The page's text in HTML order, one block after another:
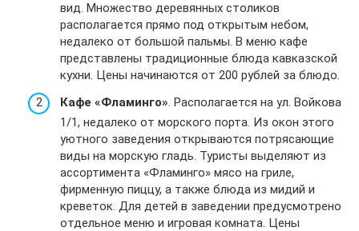
вид. Множество деревянных столиков
располагается прямо под открытым небом,
недалеко от большой пальмы. В меню кафе
представлены традиционные блюда кавказской
кухни. Цены начинаются от 200 рублей за блюдо.
Кафе «Фламинго». Располагается на ул. Войкова
1/1, недалеко от морского порта. Из окон этого
уютного заведения открываются потрясающие
виды на морскую гладь. Туристы выделяют из
ассортимента «Фламинго» мясо на гриле,
фирменную пиццу, а также блюда из мидий и
креветок. Для детей в заведении предусмотрено
отдельное меню и игровая комната. Цены